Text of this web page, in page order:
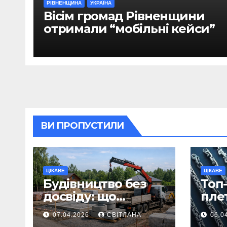
РІВНЕНЩИНА УКРАЇНА
Вісім громад Рівненщини
отримали “мобільні кейси”
ВИ ПРОПУСТИЛИ
ЦІКАВЕ
Будівництво без
досвіду: що
потрібно
продумати до
07.04.2026 СВІТЛАНА
ЦІКАВЕ